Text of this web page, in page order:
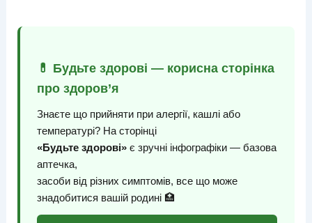
💊 Будьте здорові — корисна сторінка
про здоров’я
Знаєте що прийняти при алергії, кашлі або
температурі? На сторінці
«Будьте здорові»є зручні інфографіки — базова
аптечка,
засоби від різних симптомів, все що може
знадобитися вашій родині 🏥